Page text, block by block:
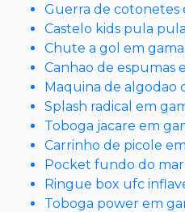
Guerra de cotonetes
Castelo kids pula
Chute a gol em
Canhao de espumas
Maquina de algodao
Splash radical em
Toboga jacare em
Carrinho de picole
Pocket fundo do
Ringue box ufc
Toboga power em